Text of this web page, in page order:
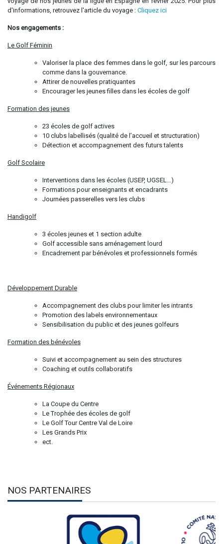
d'informations, retrouvez l'article du voyage : Cliquez ici
Nos engagements :
Le Golf Féminin
Valoriser la place des femmes dans le golf, sur les parcours
comme dans la gouvernance.
Attirer de nouvelles pratiquantes
Encourager les jeunes filles dans les écoles de golf
Formation des jeunes
23 écoles de golf actives
10 clubs labellisés (qualité de l’accueil et structuration)
Détection et accompagnement des futurs talents
Golf Scolaire
Interventions dans les écoles (USEP, UGSEL…)
Formations pour enseignants et encadrants
Journées passerelles vers les clubs
Handigolf
3 écoles jeunes et 1 section adulte
Golf accessible sans aménagement lourd
Encadrement par bénévoles et professionnels formés
Développement Durable
Accompagnement des clubs pour limiter les intrants
Promotion des labels environnementaux
Sensibilisation du public et des jeunes golfeurs
Formation des bénévoles
Suivi et accompagnement au sein des structures
Coaching et outils collaboratifs
Événements Régionaux
La Coupe du Centre
Le Trophée des écoles de golf
Le Golf Tour Centre Val de Loire
Les Grands Prix
ect.
NOS PARTENAIRES